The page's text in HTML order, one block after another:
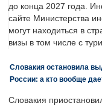
до конца 2027 года.
сайте Министерства
могут находиться в
визы в том числе с
Словакия остановила
России: а кто вообще
Словакия